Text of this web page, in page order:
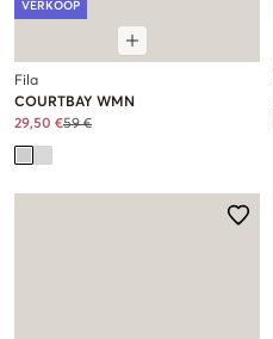
VERKOOP
Fila
COURTBAY WMN
29,50 €59 €